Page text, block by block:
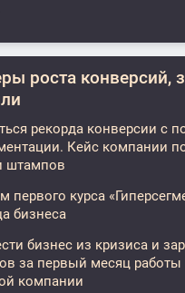
роста конверсий,
рекорда конверсии с
Кейс компании
штампов
первого курса
бизнеса
бизнес из кризиса и
за первый месяц
компании